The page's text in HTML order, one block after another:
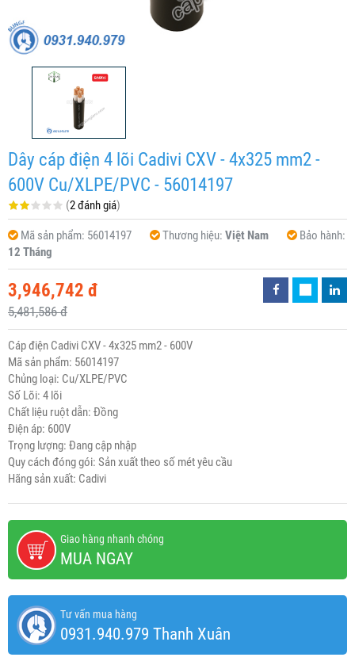
Dây cáp điện 4 lõi Cadivi CXV - 4x325 mm2 -
600V Cu/XLPE/PVC - 56014197
(2 đánh giá)
Mã sản phẩm: 56014197 Thương hiệu: Việt Nam
Bảo hành:
12 Tháng
3,946,742 đ
5,481,586 đ
Cáp điện Cadivi CXV - 4x325 mm2 - 600V
Mã sản phẩm: 56014197
Chủng loại: Cu/XLPE/PVC
Số Lõi: 4 lõi
Chất liệu ruột dẫn: Đồng
Điện áp: 600V
Trọng lượng: Đang cập nhập
Quy cách đóng gói: Sản xuất theo số mét yêu cầu
Hãng sản xuất: Cadivi
Giao hàng nhanh chóng
MUA NGAY
Tư vấn mua hàng
0931.940.979 Thanh Xuân